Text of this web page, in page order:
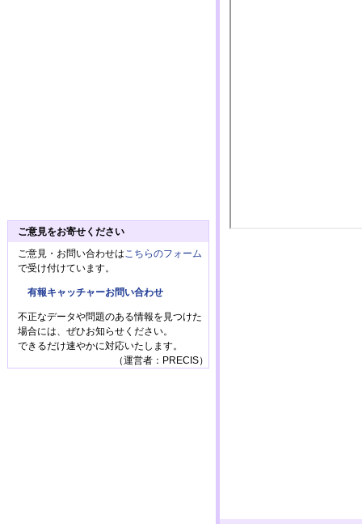
ご意見をお寄せください
ご意見・お問い合わせは こちらのフォーム
で受け付けています。
有報キャッチャーお問い合わせ
不正なデータや問題のある情報を見つけた
場合には、ぜひお知らせください。
できるだけ速やかに対応いたします。
（運営者：PRECIS）